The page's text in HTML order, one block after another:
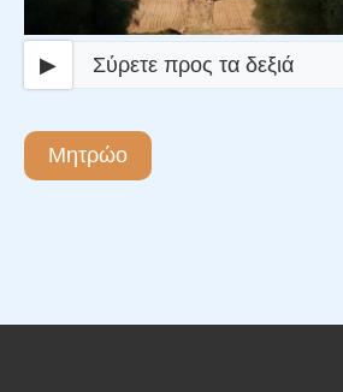
▶ Σύρετε προς τα δεξιά
Μητρώο